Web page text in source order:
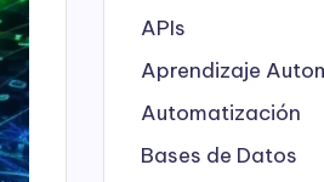
APIs
Aprendizaje
Automatización
Bases de Datos